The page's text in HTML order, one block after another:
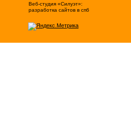
Веб-студия «Силуэт»:
разработка сайтов в спб